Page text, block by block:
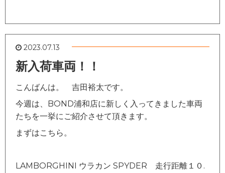
2023.07.13
新入荷車両！！
こんばんは。 吉田裕太です。
今週は、BOND浦和店に新しく入ってきました車両
たちを一挙にご紹介させて頂きます。
まずはこちら。
LAMBORGHINI ウラカン SPYDER 走行距離１０.